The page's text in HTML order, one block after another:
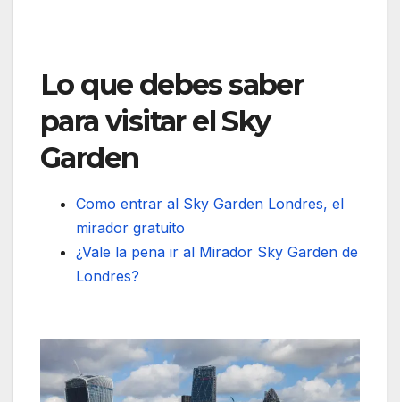
Lo que debes saber
para visitar el Sky
Garden
Como entrar al Sky Garden Londres, el
mirador gratuito
¿Vale la pena ir al Mirador Sky Garden de
Londres?